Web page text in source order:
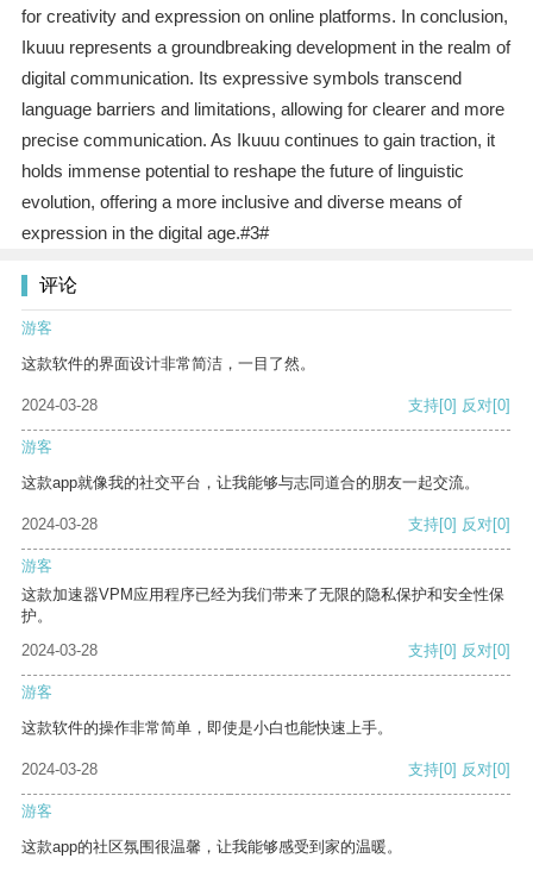
for creativity and expression on online platforms. In conclusion,
Ikuuu represents a groundbreaking development in the realm of
digital communication. Its expressive symbols transcend
language barriers and limitations, allowing for clearer and more
precise communication. As Ikuuu continues to gain traction, it
holds immense potential to reshape the future of linguistic
evolution, offering a more inclusive and diverse means of
expression in the digital age.#3#
评论
游客
这款软件的界面设计非常简洁，一目了然。
2024-03-28 支持[0] 反对[0]
游客
这款app就像我的社交平台，让我能够与志同道合的朋友一起交流。
2024-03-28 支持[0] 反对[0]
游客
这款加速器VPM应用程序已经为我们带来了无限的隐私保护和安全性保
护。
2024-03-28
支持[0] 反对[0]
游客
这款软件的操作非常简单，即使是小白也能快速上手。
2024-03-28 支持[0] 反对[0]
游客
这款app的社区氛围很温馨，让我能够感受到家的温暖。